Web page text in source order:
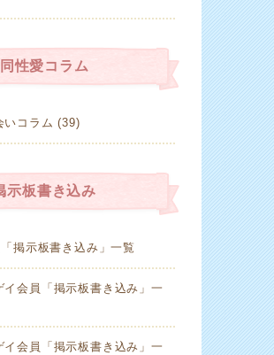
性愛コラム
いコラム (39)
示板書き込み
掲示板書き込み」一覧
会員「掲示板書き込み」一
イ会員「掲示板書き込み」一